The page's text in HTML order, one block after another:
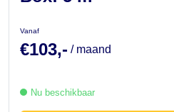
Vanaf
€103,- / maand
Nu beschikbaar